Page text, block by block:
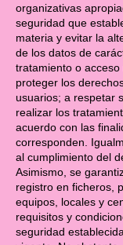
organizativas
seguridad que
materia y evitar la
de los datos de
tratamiento o
proteger los
usuarios; a respetar
realizar los
acuerdo con las
corresponden.
al cumplimiento del
Asimismo, se
registro en ficheros,
equipos, locales y
requisitos y
seguridad